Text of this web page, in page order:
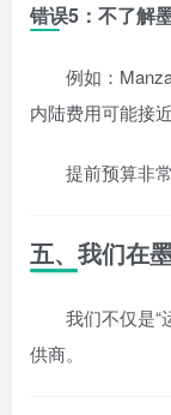
错误5：不了解
例如：
内陆费用可能接
提前预算非常
五、我们在
我们不仅是“
供商。